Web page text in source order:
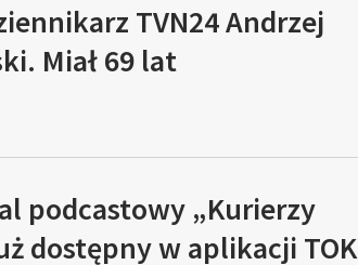
TVN24 Andrzej
Miał 69 lat
podcastowy „Kurierzy
dostępny w aplikacji TOK